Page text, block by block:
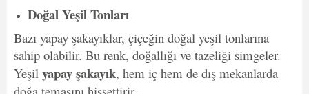
Doğal Yeşil Tonları
Bazı yapay şakayıklar, çiçeğin doğal yeşil tonlarına
sahip olabilir. Bu renk, doğallığı ve tazeliği simgeler.
Yeşil yapay şakayık, hem iç hem de dış mekanlarda